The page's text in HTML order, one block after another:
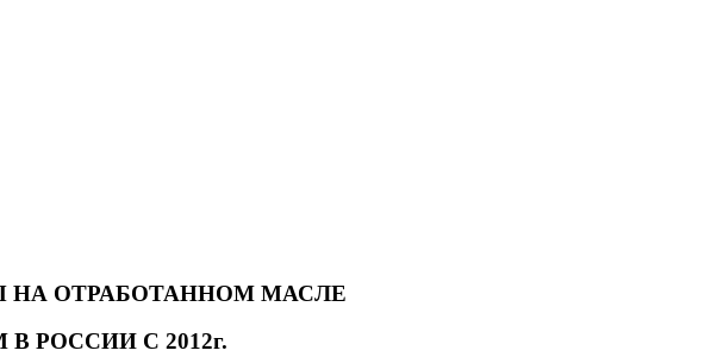
ОТРАБОТАННОМ МАСЛЕ
РОССИИ С 2012г.